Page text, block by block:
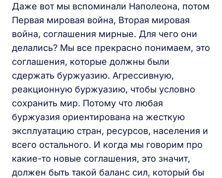
Даже вот мы вспоминали Наполеона, потом
Первая мировая война, Вторая мировая
война, соглашения мирные. Для чего они
делались? Мы все прекрасно понимаем, это
соглашения, которые должны были
сдержать буржуазию. Агрессивную,
реакционную буржуазию, чтобы условно
сохранить мир. Потому что любая
буржуазия ориентирована на жесткую
эксплуатацию стран, ресурсов, населения и
всего остального. И когда мы говорим про
какие-то новые соглашения, это значит,
должен быть такой баланс сил, который бы